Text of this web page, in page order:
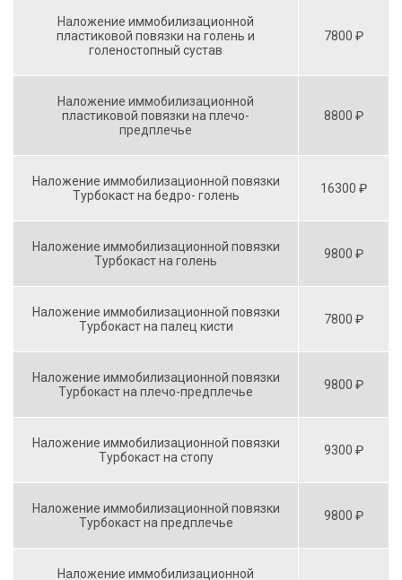
Наложение иммобилизационной
пластиковой повязки на голень и
голеностопный сустав
7800 ₽
Наложение иммобилизационной
пластиковой повязки на плечо-
предплечье
8800 ₽
Наложение иммобилизационной повязки
Турбокаст на бедро- голень
16300 ₽
Наложение иммобилизационной повязки
Турбокаст на голень
9800 ₽
Наложение иммобилизационной повязки
Турбокаст на палец кисти
7800 ₽
Наложение иммобилизационной повязки
Турбокаст на плечо-предплечье
9800 ₽
Наложение иммобилизационной повязки
Турбокаст на стопу
9300 ₽
Наложение иммобилизационной повязки
Турбокаст на предплечье
9800 ₽
Наложение иммобилизационной